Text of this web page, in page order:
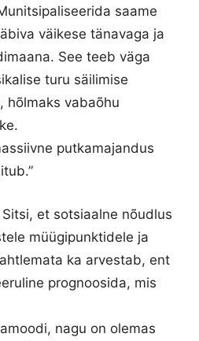
saame
väikese tänavaga ja
See teeb väga
turu säilimise
hõlmaks vabaõhu
putkamajandus
et sotsiaalne nõudlus
müügipunktidele ja
ka arvestab, ent
prognoosida, mis
nagu on olemas